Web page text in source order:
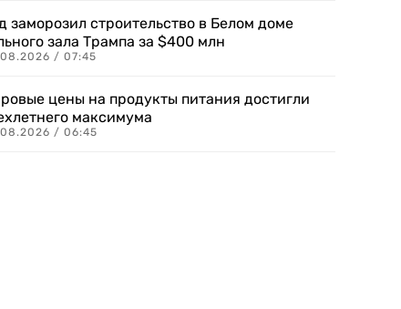
заморозил строительство в Белом доме
зала Трампа за $400 млн
/ 07:45
цены на продукты питания достигли
максимума
/ 06:45